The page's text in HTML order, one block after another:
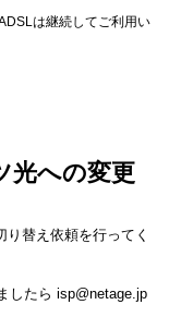
は継続してご利用い
光への変更
り替え依頼を行ってく
したら isp@netage.jp